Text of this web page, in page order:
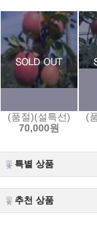
(품절)(설특선)해오
70,000원
(
특별 상품
추천 상품